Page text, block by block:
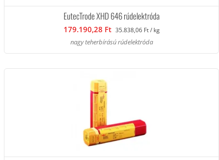
EutecTrode XHD 646 rúdelektróda
179.190,28 Ft 35.838,06 Ft / kg
nagy teherbírású rúdelektróda